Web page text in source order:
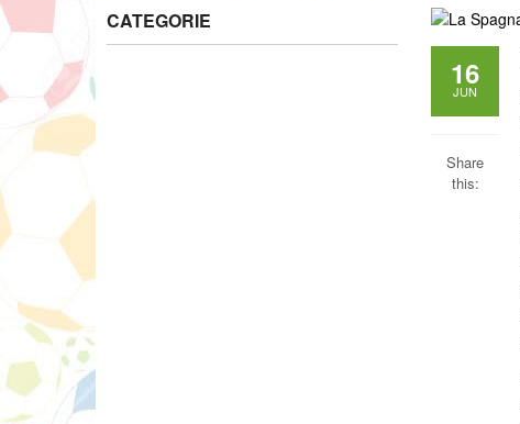
CATEGORIE
16
JUN
Share
this: